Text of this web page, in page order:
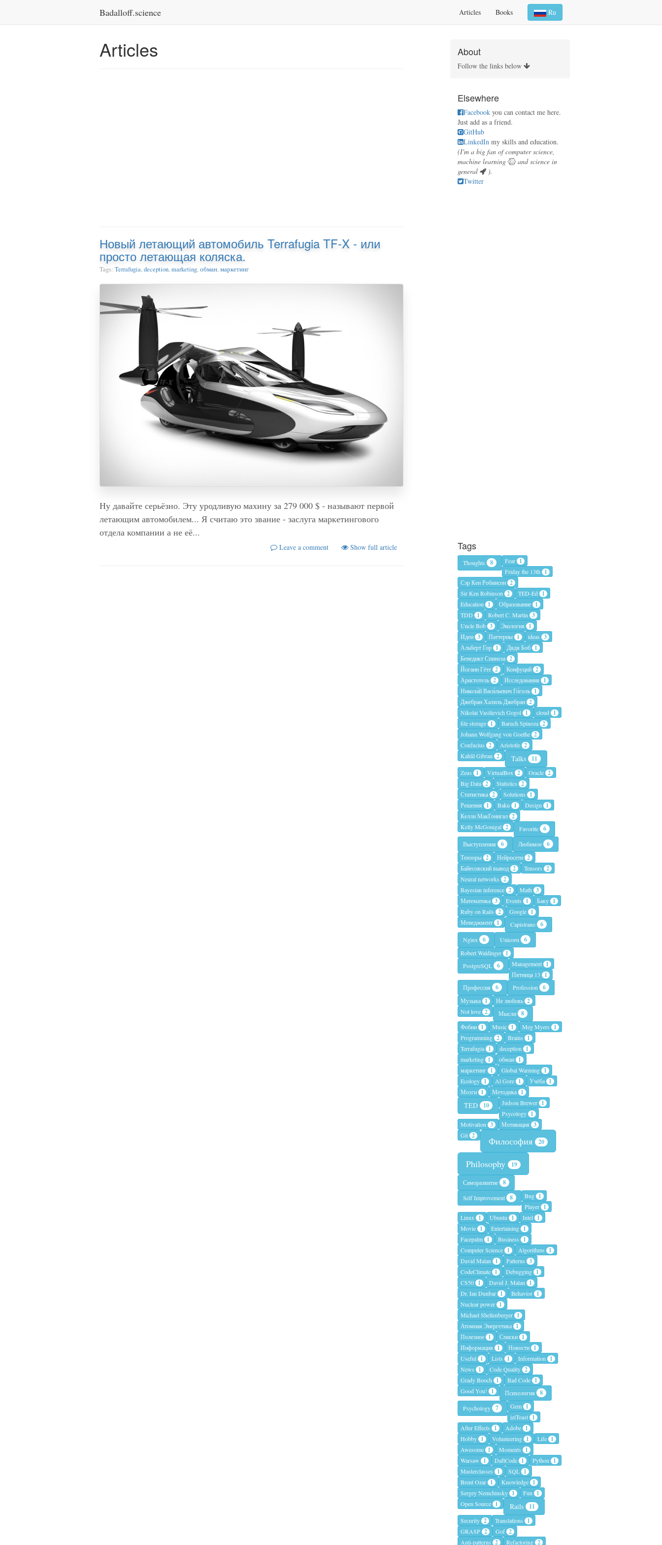
Badalloff.science Articles Books Ru
Articles
Новый летающий автомобиль Terrafugia TF-X - или
просто летающая коляска.
Tags: Terrafugia,deception,marketing,обман,маркетинг
Ну давайте серьёзно. Эту уродливую махину за 279 000 $ - называют первой
летающим автомобилем... Я считаю это звание - заслуга маркетингового
отдела компании а не её...
Show full article
Leave a comment
About
Follow the links below
Elsewhere
Facebook you can contact me here.
Just add as a friend.
GitHub
LinkedIn my skills and education.
(I'm a big fan of computer science,
machine learning
and science in
general
).
Twitter
Tags
Thoughts 8 Fear 1
Friday the 13th 1
Сэр Кен Робинсон 2
Sir Ken Robinson 2 TED-Ed 1
Education 1 Образование 1
TDD 1 Robert C. Martin 3
Uncle Bob 3 Экология 1
Идеи 3 Паттерны 1 ideas 3
Альберт Гор 1 Дядя Боб 1
Бенедикт Спиноза 2
Йоганн Гёте 2 Конфуций 2
Аристотель 2 Исследования 1
Никола́й Васи́льевич Го́голь 1
Джебран Халиль Джебран 2
Nikolai Vasilievich Gogol 1 cloud 1
file storage 1 Baruch Spinoza 2
Johann Wolfgang von Goethe 2
Confucius 2 Aristotle 2
Kahlil Gibran 2 Talks 11
Zeus 1 VirtualBox 2 Oracle 2
Big Data 2 Statistics 2
Статистика 2 Solutions 1
Решения 1 Baku 1 Design 1
Келли МакГонигал 2
Kelly McGonigal 2 Favorite 6
Выступления 6 Любимое 6
Тензоры 2 Нейросети 2
Байесовский вывод 2 Tensors 2
Neural networks 2
Bayesian inference 2 Math 3
Математика 3 Events 1 Баку 1
Ruby on Rails 2 Google 1
Менеджмент 1 Capistrano 6
Nginx 6 Unicorn 6
Robert Waldinger 1
PostgreSQL 6 Management 1
Пятница 13 1
Профессия 6 Profession 6
Музыка 1 Не любовь 2
Not love 2 Мысли 8
Фобии 1 Music 1 Meg Myers 1
Programming 2 Brains 1
Terrafugia 1 deception 1
marketing 1 обман 1
маркетинг 1 Global Warming 1
Ecology 1 Al Gore 1 Учёба 1
Мозги 1 Методика 1
TED 10 Judson Brewer 1
Psycology 1
Motivation 3 Мотивация 3
Git 2 Философия 20
Philosophy 19
Саморазвитие 8
Self Improvement 8 Bug 1
Player 1
Linux 1 Ubuntu 1 Intel 1
Movie 1 Entertaining 1
Facepalm 1 Business 1
Computer Science 1 Algorithms 1
David Malan 1 Patterns 3
CodeClimate 1 Debugging 1
CS50 1 David J. Malan 1
Dr. Ian Dunbar 1 Behavior 1
Nuclear power 1
Michael Shellenberger 1
Атомная Энергетика 1
Полезное 1 Списки 1
Информация 1 Новости 1
Useful 1 Lists 1 Information 1
News 1 Code Quality 2
Grady Booch 1 Bad Code 1
Good You! 1 Психология 8
Psychology 7 Gem 1
iziToast 1
After Effects 1 Adobe 1
Hobby 1 Volunteering 1 Life 1
Awesome 1 Moments 1
Warsaw 1 DaftCode 1 Python 1
Masterclasses 1 SQL 1
Brent Ozar 1 Knowledge 1
Sergey Nemchinsky 1 Fun 1
Open Source 1 Rails 11
Security 2 Translations 1
GRASP 2 Gof 2
Anti-patterns 2 Refactoring 2